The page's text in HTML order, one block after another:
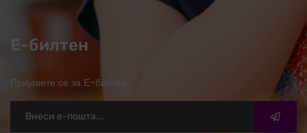
Е-билтен
Пријавете се за Е-билтен